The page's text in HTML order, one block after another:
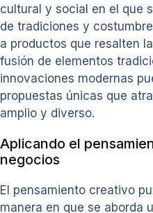
cultural y social en el que
de tradiciones y
a productos que resalten
fusión de elementos
innovaciones modernas
propuestas únicas que
amplio y diverso.
Aplicando el
negocios
El pensamiento creativo
manera en que se aborda